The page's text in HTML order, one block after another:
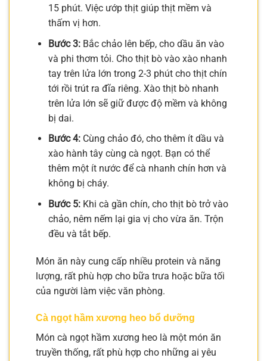
15 phút. Việc ướp thịt giúp thịt mềm và
thấm vị hơn.
Bước 3:Bắc chảo lên bếp, cho dầu ăn vào
và phi thơm tỏi. Cho thịt bò vào xào nhanh
tay trên lửa lớn trong 2-3 phút cho thịt chín
tới rồi trút ra đĩa riêng. Xào thịt bò nhanh
trên lửa lớn sẽ giữ được độ mềm và không
bị dai.
Bước 4:Cùng chảo đó, cho thêm ít dầu và
xào hành tây cùng cà ngọt. Bạn có thể
thêm một ít nước để cà nhanh chín hơn và
không bị cháy.
Bước 5:Khi cà gần chín, cho thịt bò trở vào
chảo, nêm nếm lại gia vị cho vừa ăn. Trộn
đều và tắt bếp.
Món ăn này cung cấp nhiều protein và năng
lượng, rất phù hợp cho bữa trưa hoặc bữa tối
của người làm việc văn phòng.
Cà ngọt hầm xương heo bổ dưỡng
Món cà ngọt hầm xương heo là một món ăn
truyền thống, rất phù hợp cho những ai yêu